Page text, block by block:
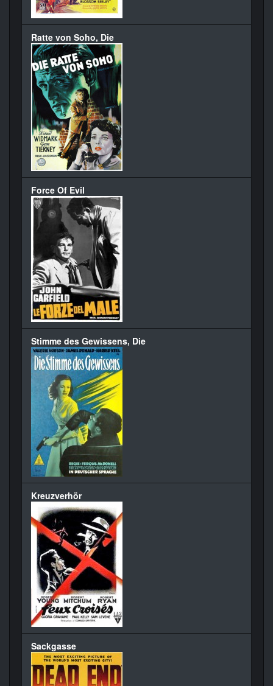
Ratte von Soho, Die
Force Of Evil
Stimme des Gewissens, Die
Kreuzverhör
Sackgasse